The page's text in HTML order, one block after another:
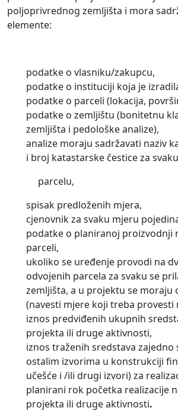
poljoprivrednog zemljišta i mora
elemente:
podatke o vlasniku/zakupcu,
podatke o instituciji koja je
podatke o parceli (lokacija,
podatke o zemljištu (bonitetnu
zemljišta i pedološke analize),
analize moraju sadržavati naziv
i broj katastarske čestice za svaku
parcelu,
spisak predloženih mjera,
cjenovnik za svaku mjeru
podatke o planiranoj proizvodnji
parceli,
ukoliko se uređenje provodi na
odvojenih parcela za svaku se
zemljišta, a u projektu se moraju
(navesti mjere koji treba provesti
iznos predviđenih ukupnih
projekta ili druge aktivnosti,
iznos traženih sredstava zajedno
ostalim izvorima u konstrukciji
učešće i /ili drugi izvori) za
planirani rok početka realizacije
projekta ili druge aktivnosti.